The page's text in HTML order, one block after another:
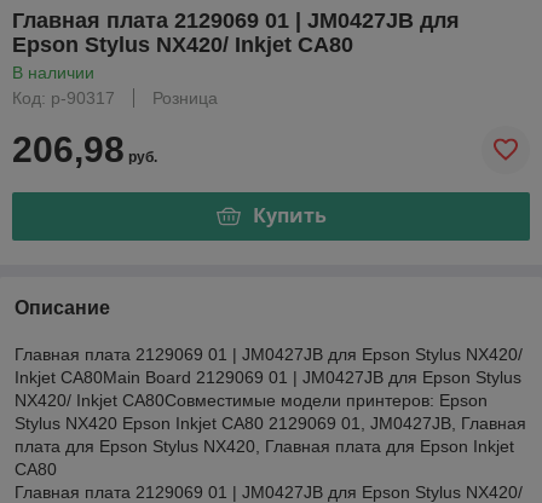
Главная плата 2129069 01 | JM0427JB для
Epson Stylus NX420/ Inkjet CA80
В наличии
Код: р-90317
Розница
206,98 руб.
Купить
Описание
Главная плата 2129069 01 | JM0427JB для Epson Stylus NX420/
Inkjet CA80Main Board 2129069 01 | JM0427JB для Epson Stylus
NX420/ Inkjet CA80Совместимые модели принтеров: Epson
Stylus NX420 Epson Inkjet CA80 2129069 01, JM0427JB, Главная
плата для Epson Stylus NX420, Главная плата для Epson Inkjet
CA80
Главная плата 2129069 01 | JM0427JB для Epson Stylus NX420/